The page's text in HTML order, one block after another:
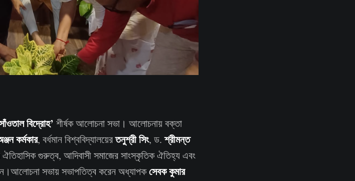
বিদ্রোহ’ শীর্ষক আলোচনা সভা। আলোচনায় বক্তা
কর্মকার, বর্ধমান বিশ্ববিদ্যালয়েরতনুশ্রী সিং, ড.শ্রীমন্ত
ঐতিহাসিক গুরুত্ব, আদিবাসী সমাজের সাংস্কৃতিক ঐতিহ্য এবং
সভায় সভাপতিত্ব করেন অধ্যাপকসেবক কুমার